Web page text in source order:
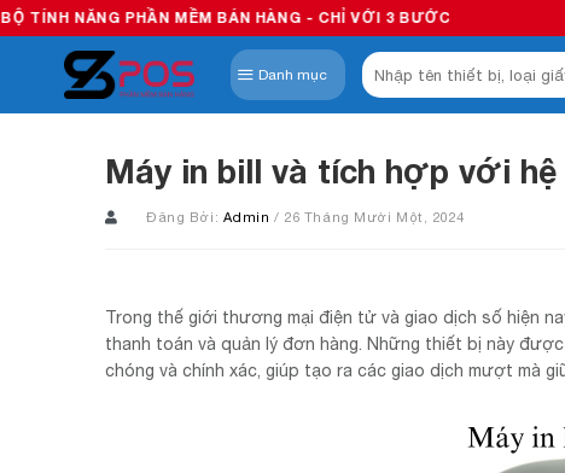
Skip
to
content
PHẦN MỀM BÁN HÀNG - CHỈ VỚI 3 BƯỚC
Danh mục
Tìm
kiếm:
Máy in bill và tích hợp với
Đăng Bởi: Admin / 26 Tháng Mười Một, 2024
Trong thế giới thương mại điện tử và giao dịch số hiện
thanh toán và quản lý đơn hàng. Những thiết bị này
chóng và chính xác, giúp tạo ra các giao dịch mượt mà